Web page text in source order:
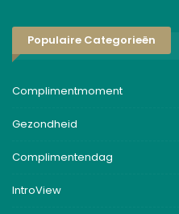
Populaire Categorieën
Complimentmoment
Gezondheid
Complimentendag
IntroView